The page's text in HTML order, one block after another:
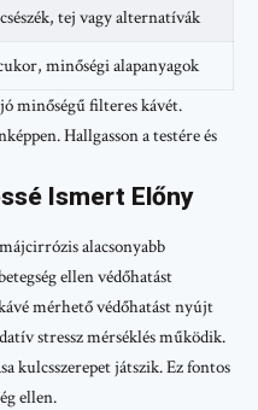
tej vagy alternatívák
minőségi alapanyagok
minőségű filteres kávét.
Hallgasson a testére és
Ismert Előny
alacsonyabb
ellen védőhatást
mérhető védőhatást nyújt
stressz mérséklés működik.
kulcsszerepet játszik. Ez fontos
ellen.